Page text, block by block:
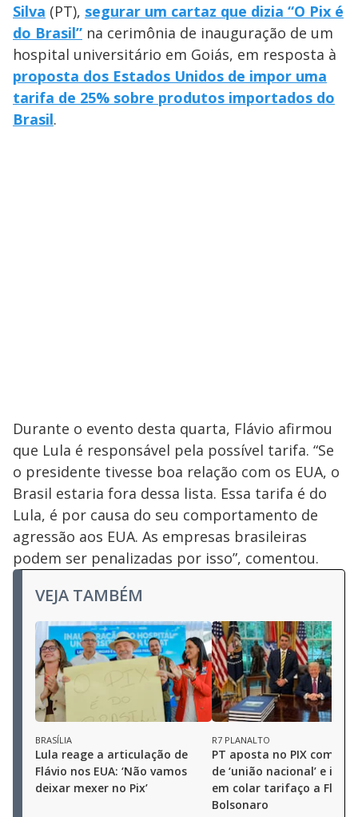
Silva (PT), segurar um cartaz que dizia “O Pix é
do Brasil” na cerimônia de inauguração de um
hospital universitário em Goiás, em resposta à
proposta dos Estados Unidos de impor uma
tarifa de 25% sobre produtos importados do
Brasil.
Durante o evento desta quarta, Flávio afirmou
que Lula é responsável pela possível tarifa. “Se
o presidente tivesse boa relação com os EUA, o
Brasil estaria fora dessa lista. Essa tarifa é do
Lula, é por causa do seu comportamento de
agressão aos EUA. As empresas brasileiras
podem ser penalizadas por isso”, comentou.
VEJA TAMBÉM
BRASÍLIA
Lula reage a articulação de
Flávio nos EUA: ‘Não vamos
deixar mexer no Pix’
R7 PLANALTO
PT aposta no PIX como
de ‘união nacional’ e
em colar tarifaço a Flávio
Bolsonaro